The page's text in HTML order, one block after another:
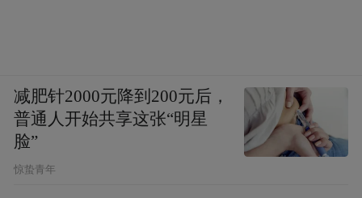
减肥针2000元降到200元后，
普通人开始共享这张“明星
脸”
惊蛰青年